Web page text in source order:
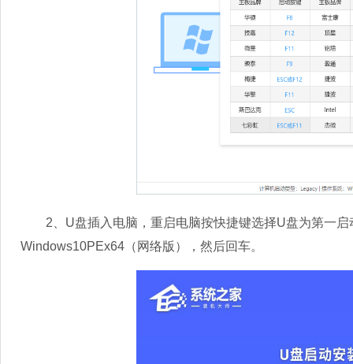
2、U盘插入电脑，重启电脑按快捷键选择U盘为第一启
Windows10PEx64（网络版），然后回车。